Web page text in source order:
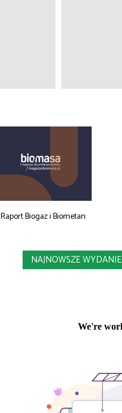
Raport Biogaz i Biometan
NAJNOWSZE WYDANIE